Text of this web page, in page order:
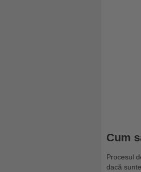
Cum
Procesul
dacă